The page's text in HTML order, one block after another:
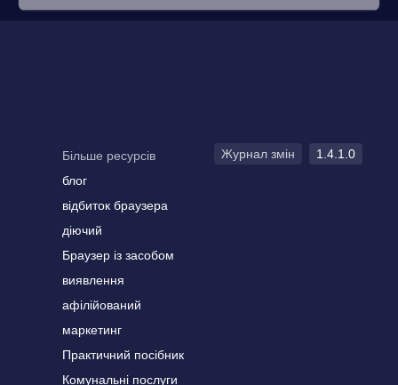
Більше ресурсів
блог
відбиток браузера
діючий
Браузер із засобом
виявлення
афілійований
маркетинг
Практичний посібник
Комунальні послуги
Журнал змін 1.4.1.0